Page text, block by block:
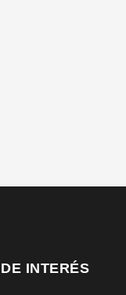
INTERÉS